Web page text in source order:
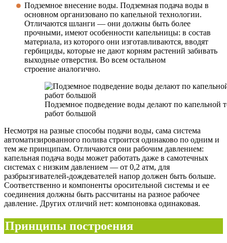
Подземное внесение воды. Подземная подача воды в
основном организовано по капельной технологии.
Отличаются шланги — они должны быть более
прочными, имеют особенности капельницы: в состав
материала, из которого они изготавливаются, вводят
гербициды, которые не дают корням растений забивать
выходные отверстия. Во всем остальном
строение аналогично.
Подземное подведение воды делают по капельной
работ большой
Несмотря на разные способы подачи воды, сама система
автоматизированного полива строится одинаково по одним и
тем же принципам. Отличаются они рабочим давлением:
капельная подача воды может работать даже в самотечных
системах с низким давлением — от 0,2 атм, для
разбрызгивателей-дождевателей напор должен быть больше.
Соответственно и компоненты оросительной системы и ее
соединения должны быть рассчитаны на разное рабочее
давление. Других отличий нет: компоновка одинаковая.
Принципы построения